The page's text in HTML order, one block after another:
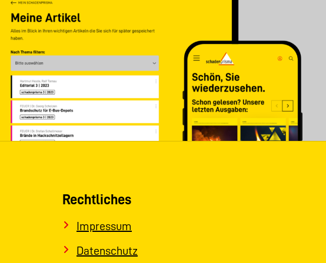
Rechtliches
Impressum
Datenschutz